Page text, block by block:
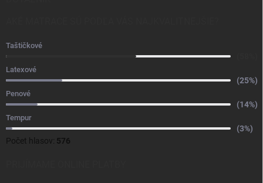
Taštičkové
Latexové
(25%)
Penové
(14%)
Tempur
(3%)
Počet hlasov: 576